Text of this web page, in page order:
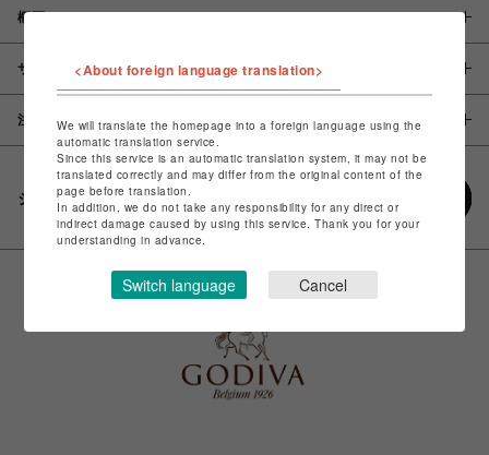
概要
サイズ
注意事項
シェアする
<About foreign language translation>
We will translate the homepage into a foreign language using the
automatic translation service.
Since this service is an automatic translation system, it may not be
translated correctly and may differ from the original content of the
page before translation.
In addition, we do not take any responsibility for any direct or
indirect damage caused by using this service. Thank you for your
understanding in advance.
Switch language Cancel